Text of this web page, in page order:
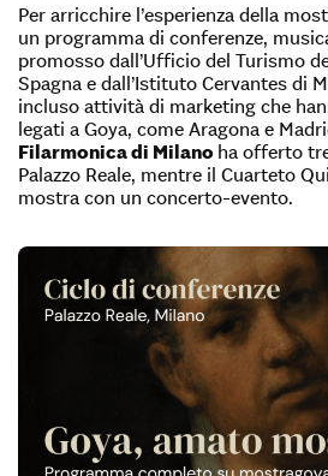
Per arricchire l’esperienza della
un programma di conferenze,
promosso dall’Ufficio del Turismo
Spagna e dall’Istituto Cervantes di
incluso attività di marketing che
legati a Goya, come Aragona e
Filarmonica di Milano ha offerto
Palazzo Reale, mentre il Cuarteto
mostra con un concerto-evento.